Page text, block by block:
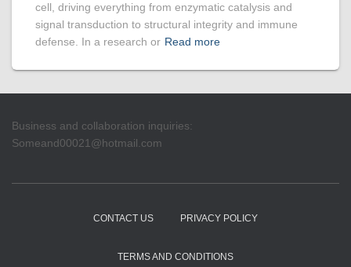
cell, driving everything from enzymatic catalysis and
signal transduction to structural integrity and immune
defense. In a research or Read more
Business and collaboration inquiries:
Someand00021@hotmail.com
CONTACT US PRIVACY POLICY
TERMS AND CONDITIONS